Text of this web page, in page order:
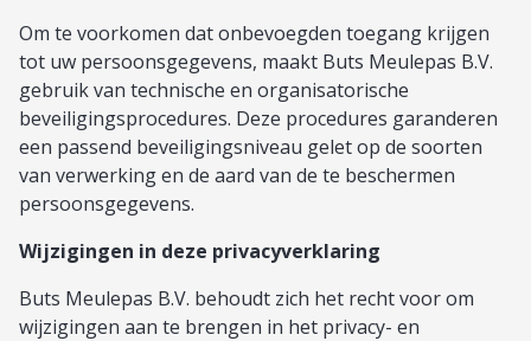
Om te voorkomen dat onbevoegden toegang krijgen
tot uw persoonsgegevens, maakt Buts Meulepas B.V.
gebruik van technische en organisatorische
beveiligingsprocedures. Deze procedures garanderen
een passend beveiligingsniveau gelet op de soorten
van verwerking en de aard van de te beschermen
persoonsgegevens.
Wijzigingen in deze privacyverklaring
Buts Meulepas B.V. behoudt zich het recht voor om
wijzigingen aan te brengen in het privacy- en